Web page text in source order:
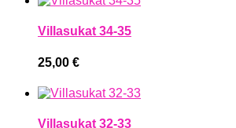
Villasukat 34-35
25,00 €
Villasukat 32-33